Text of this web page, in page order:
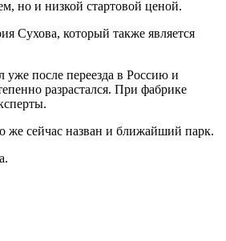
но и низкой стартовой ценой.
Сухова, который также является
после переезда в Россию и
разрастался. При фабрике
же сейчас назван и ближайший парк.